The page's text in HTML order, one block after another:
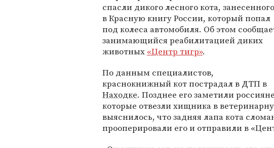
спасли дикого лесного кота, занесенного
в Красную книгу России, который попал
под колеса автомобиля. Об этом
занимающийся реабилитацией диких
животных «Центр тигр».
По данным специалистов,
краснокнижный кот пострадал в ДТП в
Находке. Позднее его заметили
которые отвезли хищника в
выяснилось, что задняя лапа кота
прооперировали его и отправили в